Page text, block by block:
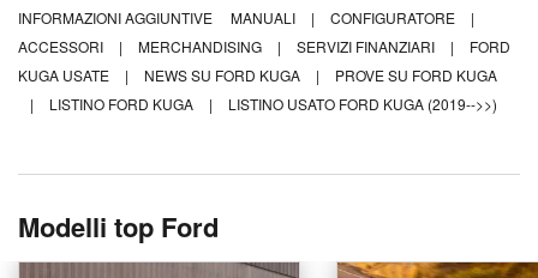
INFORMAZIONI AGGIUNTIVE MANUALI | CONFIGURATORE
|
ACCESSORI
| MERCHANDISING | SERVIZI FINANZIARI |
FORD
KUGA USATE
| NEWS SU FORD KUGA |
PROVE SU FORD KUGA
|
LISTINO FORD KUGA | LISTINO USATO FORD KUGA (2019-->>)
Modelli top Ford